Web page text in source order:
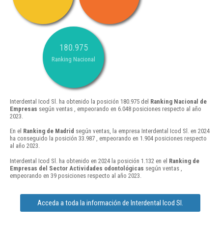
180.975
Ranking Nacional
Interdental Icod Sl. ha obtenido la posición 180.975 del Ranking Nacional de
Empresas según ventas , empeorando en 6.048 posiciones respecto al año
2023.
En el Ranking de Madrid según ventas, la empresa Interdental Icod Sl. en 2024
ha conseguido la posición 33.987 , empeorando en 1.904 posiciones respecto
al año 2023.
Interdental Icod Sl. ha obtenido en 2024 la posición 1.132 en el Ranking de
Empresas del Sector Actividades odontológicas según ventas ,
empeorando en 39 posiciones respecto al año 2023.
Acceda a toda la información de Interdental Icod Sl.